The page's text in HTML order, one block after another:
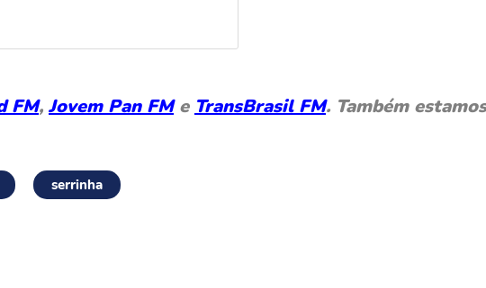
FM, Jovem Pan FMe TransBrasil FM. Também
serrinha